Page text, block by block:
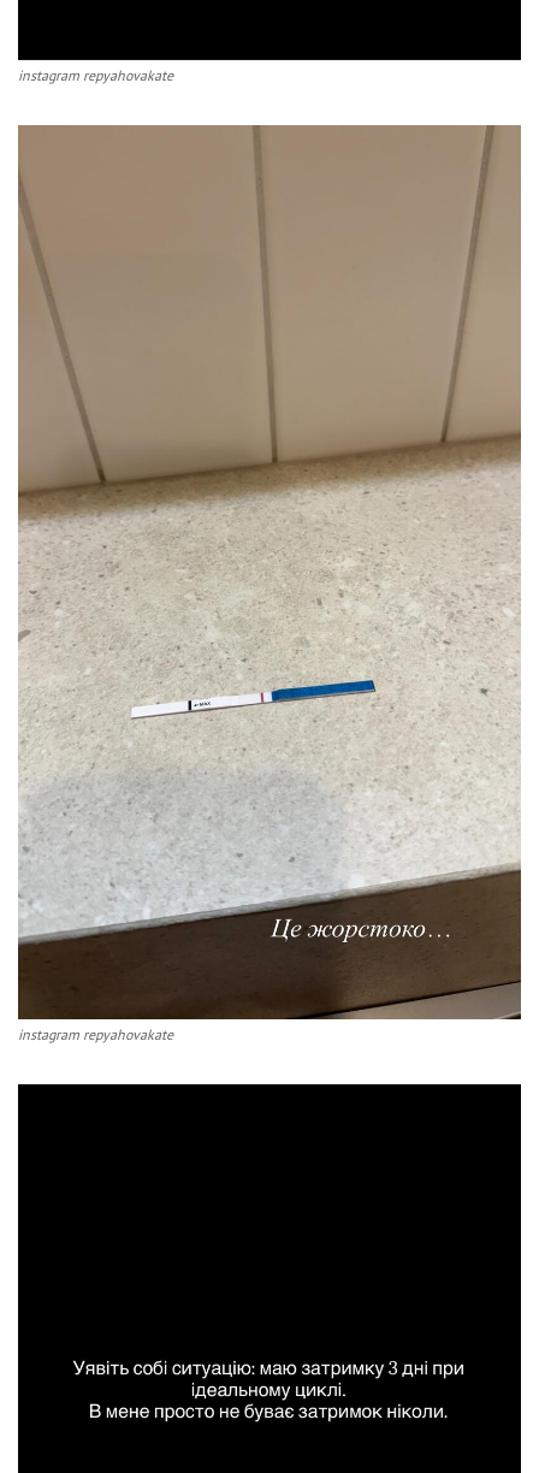
instagram repyahovakate
instagram repyahovakate